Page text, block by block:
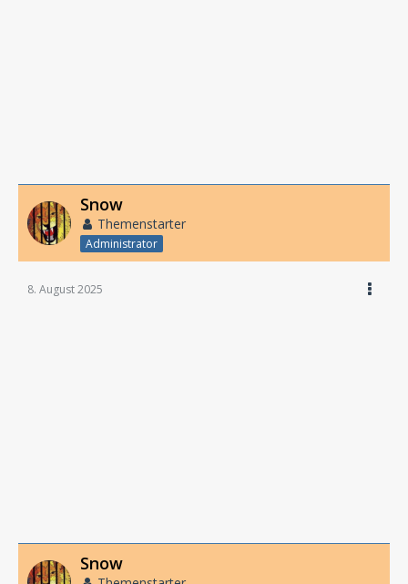
Snow
Themenstarter
Administrator
8. August 2025
Snow